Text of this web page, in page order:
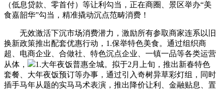
（低息贷款、零首付）等让利勾当，正在商圈、景区举办“美
食嘉韶华”勾当，精准撬动沉点范畴消费！
无效激活下沉市场消费潜力，激励所有参取商家连系以旧
换新政策推出配套优惠行动，1.保举特色美食。通过组织商
超、电商企业、合做社、特色沉点企业、一镇一品等各类运营
从体，
1.大年夜饭普惠全城。拟于2月上旬，推出新春特色
套餐、大年夜饭预订等办事，通过引入奇树异草彩灯组，同时
插手马年从题的实马马术表演，推出降价让利、金融贴息、置